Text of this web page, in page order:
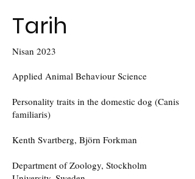
Tarih
Nisan 2023
Applied Animal Behaviour Science
Personality traits in the domestic dog (Canis
familiaris)
​Kenth Svartberg, Björn Forkman
Department of Zoology, Stockholm